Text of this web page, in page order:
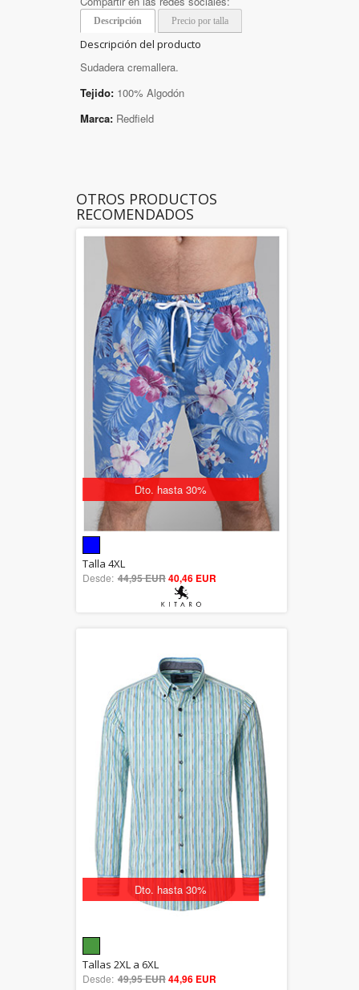
Descripción Precio por talla
Descripción del producto
Sudadera cremallera.
Tejido: 100% Algodón
Marca: Redfield
OTROS PRODUCTOS
RECOMENDADOS
Dto. hasta 30%
out of 5
Talla 4XL
Desde: 44,95 EUR40,46 EUR
Dto. hasta 30%
5.00
out of 5
Tallas 2XL a 6XL
Desde: 49,95 EUR44,96 EUR